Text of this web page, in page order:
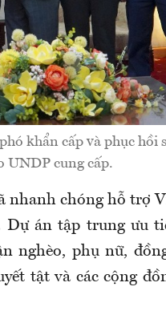
khẩn cấp và phục hồi
UNDP cung cấp.
nhanh chóng hỗ trợ
án tập trung ưu
nghèo, phụ nữ,
tật và các cộng